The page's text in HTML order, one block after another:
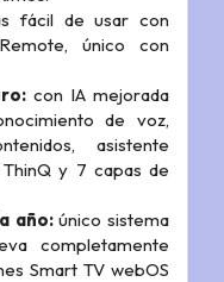
fácil de usar con
único con
con IA mejorada
de voz,
asistente
y 7 capas de
año:único sistema
completamente
Smart TV webOS